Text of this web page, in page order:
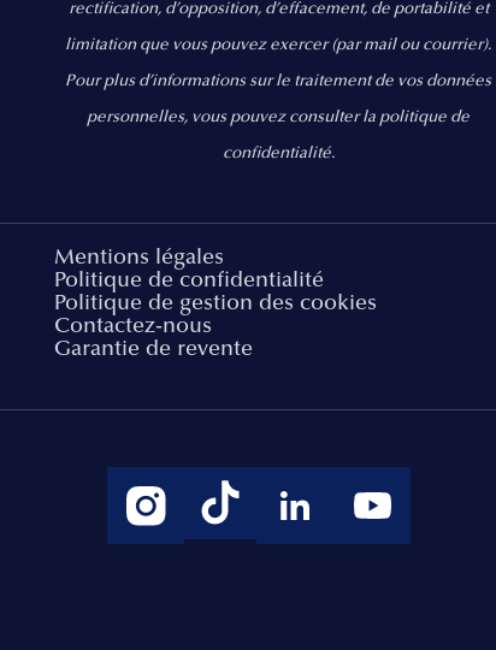
rectification, d’opposition, d’effacement, de portabilité et
limitation que vous pouvez exercer(par mail ou courrier).
Pour plus d’informations sur le traitement de vos données
personnelles, vous pouvez consulter la politique de
confidentialité.
Mentions légales
Politique de confidentialité
Politique de gestion des cookies
Contactez-nous
Garantie de revente